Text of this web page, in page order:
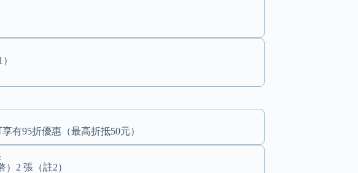
有95折優惠（最高折抵50元）
） 2 張（註2）